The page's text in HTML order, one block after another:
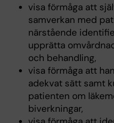
visa förmåga att
samverkan med
närstående
upprätta
och behandling,
visa förmåga att
adekvat sätt samt
patienten om
biverkningar,